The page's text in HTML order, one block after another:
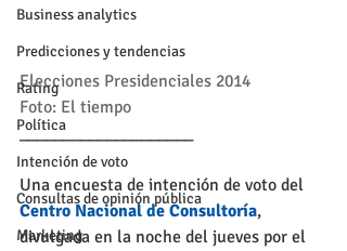
Business analytics
Predicciones y tendencias
Rating
Política
Intención de voto
Consultas de opinión pública
Marketing
Elecciones Presidenciales 2014
Foto: El tiempo
____________________
Una encuesta de intención de voto del
Centro Nacional de Consultoría,
divulgada en la noche del jueves por el